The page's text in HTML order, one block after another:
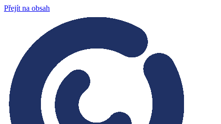
Přejít na obsah